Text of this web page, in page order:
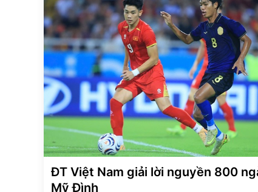
ĐT Việt Nam giải lời nguyền 800
Mỹ Đình